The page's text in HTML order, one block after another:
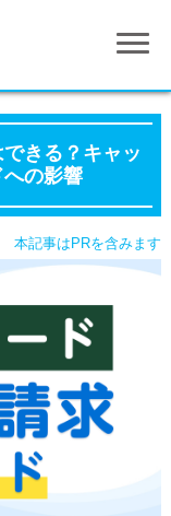
きる？キャッ
の影響
本記事はPRを含みます